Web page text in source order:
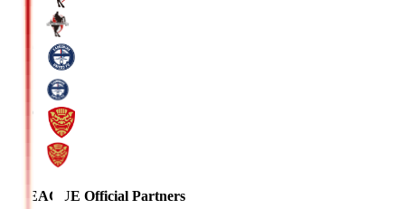
J.LEAGUE Official Partners